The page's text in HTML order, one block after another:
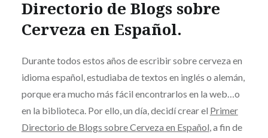
Directorio de Blogs sobre
Cerveza en Español.
Durante todos estos años de escribir sobre cerveza en
idioma español, estudiaba de textos en inglés o alemán,
porque era mucho más fácil encontrarlos en la web…o
en la biblioteca. Por ello, un día, decidí crear el Primer
Directorio de Blogs sobre Cerveza en Español, a fin de